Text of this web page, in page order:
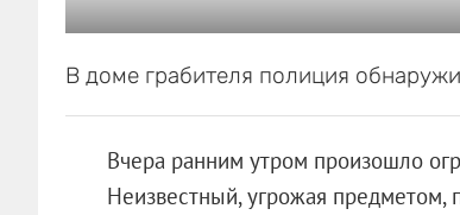
В доме грабителя полиция
Вчера ранним утром произошло
Неизвестный, угрожая предметом,